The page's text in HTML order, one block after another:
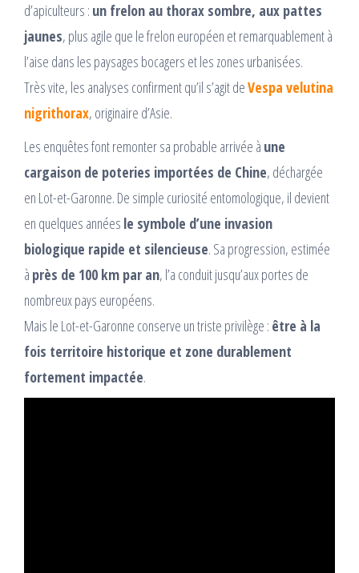
d’apiculteurs : un frelon au thorax sombre, aux pattes
jaunes, plus agile que le frelon européen et remarquablement à
l’aise dans les paysages bocagers et les zones urbanisées.
Très vite, les analyses confirment qu’il s’agit deVespa velutina
nigrithorax, originaire d’Asie.
Les enquêtes font remonter sa probable arrivée à une
cargaison de poteries importées de Chine, déchargée
en Lot-et-Garonne. De simple curiosité entomologique, il devient
en quelques années le symbole d’une invasion
biologique rapide et silencieuse. Sa progression, estimée
à près de 100 km par an, l’a conduit jusqu’aux portes de
nombreux pays européens.
Mais le Lot-et-Garonne conserve un triste privilège : être à la
fois territoire historique et zone durablement
fortement impactée.